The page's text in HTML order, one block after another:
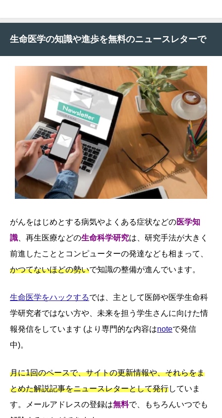
生命医学の知識や進歩を無料のニュースレターで
がんをはじめとする病気やよくある症状などの医学知
識 、再生医療などの生命科学研究は、研究手法が大きく
前進したこととコンピューターの発達なども相まって、
かつてないほどの勢いで知識の整備が進んでいます。
生命医学をハックするでは、主として医師や医学生命科
学研究者ではない方や、未来を担う学生さんに向けた情
報発信をしています (より専門的な内容はnoteで発信
中)。
月に1回のペースで、サイトの更新情報や、それらをま
とめた解説記事をニュースレターとして発行していま
す。メールアドレスの登録は無料で、もちろんいつでも